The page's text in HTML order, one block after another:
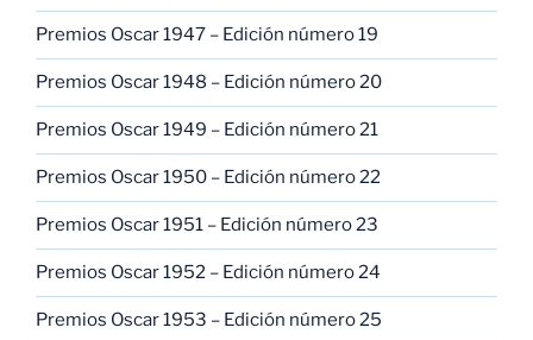
Premios Oscar 1947 – Edición número 19
Premios Oscar 1948 – Edición número 20
Premios Oscar 1949 – Edición número 21
Premios Oscar 1950 – Edición número 22
Premios Oscar 1951 – Edición número 23
Premios Oscar 1952 – Edición número 24
Premios Oscar 1953 – Edición número 25